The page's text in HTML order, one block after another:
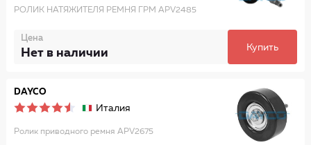
РОЛИК НАТЯЖИТЕЛЯ РЕМНЯ ГРМ APV2485
Цена
Нет в наличии Купить
DAYCO
Италия
Ролик приводного ремня APV2675